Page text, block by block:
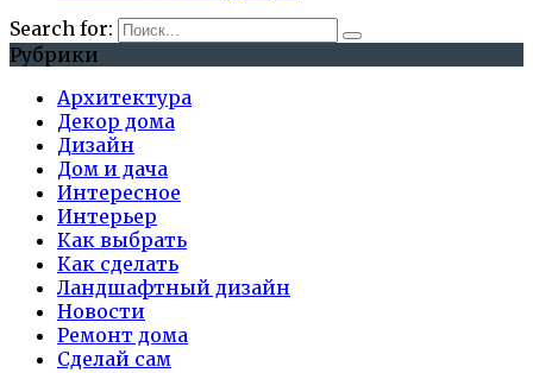
Search for:
Рубрики
Архитектура
Декор дома
Дизайн
Дом и дача
Интересное
Интерьер
Как выбрать
Как сделать
Ландшафтный дизайн
Новости
Ремонт дома
Сделай сам